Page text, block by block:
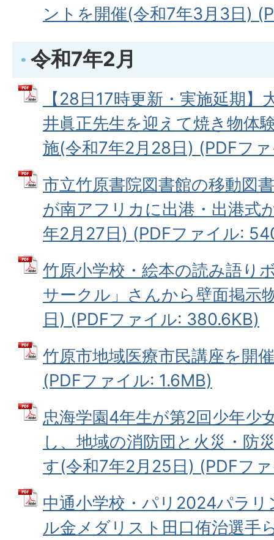
ントを開催(令和7年3月3日)
令和7年2月
【28日17時更新・実施延期】
井眞正先生を迎えて焼き物体
施(令和7年2月28日) (PDFフ
市立竹原書院図書館の移動図
が南アフリカに出港・出港式
年2月27日) (PDFファイル:
竹原小学校・絵本の読み語り
サークル」さんから壁面掲示
日) (PDFファイル: 380.6KB)
竹原市地域医療市民講座を開
(PDFファイル: 1.6MB)
忠海学園4年生が第2回少年少
し、地域の消防団と火災・防
す(令和7年2月25日) (PDFフ
中通小学校・パリ2024パラ
ル金メダリスト田口侑治選手